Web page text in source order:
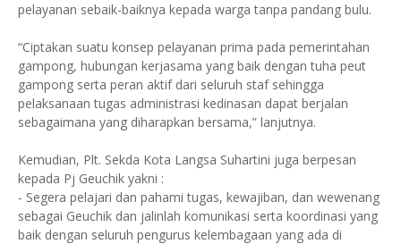
pelayanan sebaik-baiknya kepada warga tanpa pandang bulu.
“Ciptakan suatu konsep pelayanan prima pada pemerintahan
gampong, hubungan kerjasama yang baik dengan tuha peut
gampong serta peran aktif dari seluruh staf sehingga
pelaksanaan tugas administrasi kedinasan dapat berjalan
sebagaimana yang diharapkan bersama,” lanjutnya.
Kemudian, Plt. Sekda Kota Langsa Suhartini juga berpesan
kepada Pj Geuchik yakni :
- Segera pelajari dan pahami tugas, kewajiban, dan wewenang
sebagai Geuchik dan jalinlah komunikasi serta koordinasi yang
baik dengan seluruh pengurus kelembagaan yang ada di